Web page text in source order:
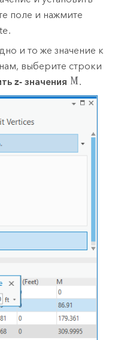
поле и нажмите
.
и то же значение к
выберите строки
z- значения .